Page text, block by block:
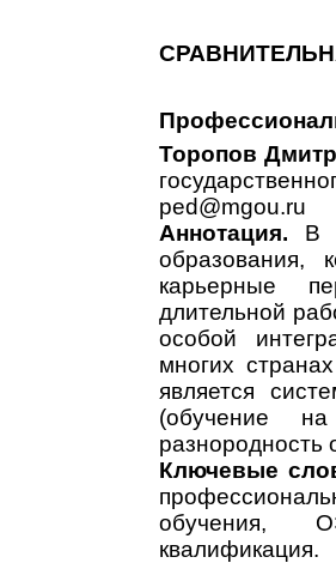
Торопов
ped@mgou.ru
Аннотация. В
образования,
карьерные
длительной
особой
многих
является
(обучение
разнородность
Ключевые
обучения,
квалификация.